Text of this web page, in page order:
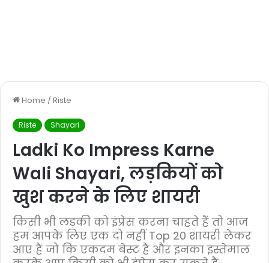
Home /Riste
Riste Shayari
Ladki Ko Impress Karne
Wali Shayari, लड़कियों को
खुश करने के लिए शायरी
किसी भी लड़की को इंप्रेस करना चाहते हैं तो आज
हम आपके लिए एक दो नहीं Top 20 शायरी लेकर
आए हैं जो कि एकदम बेस्ट हैं और इनका इस्तेमाल